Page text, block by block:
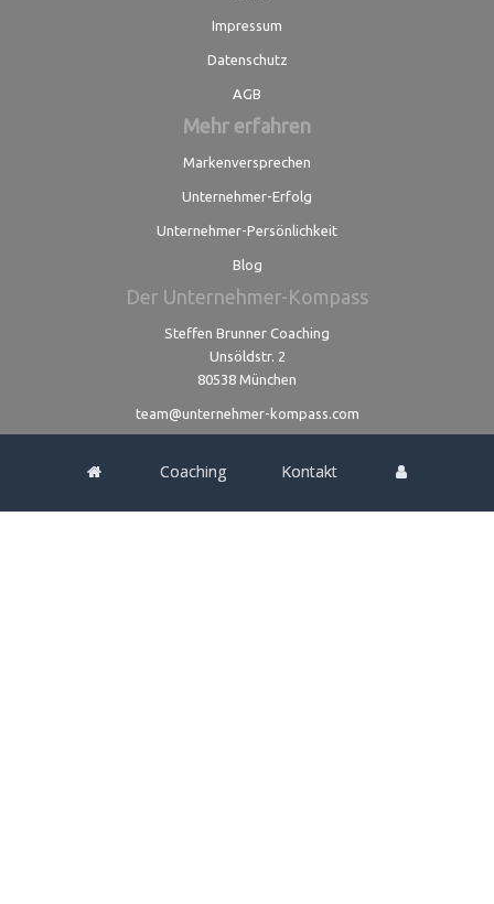
Impressum
Datenschutz
AGB
Mehr erfahren
Markenversprechen
Unternehmer-Erfolg
Unternehmer-Persönlichkeit
Blog
Der Unternehmer-Kompass
Steffen Brunner Coaching
Unsöldstr. 2
80538 München
team@unternehmer-kompass.com
Coaching Kontakt